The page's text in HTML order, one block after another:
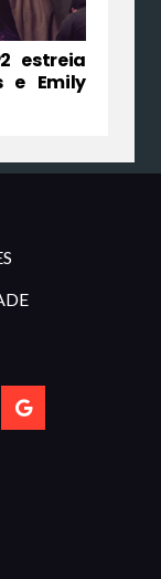
estreia
e Emily